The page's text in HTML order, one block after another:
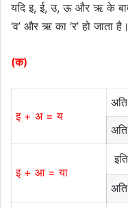
यदि इ, ई, उ, ऊ और ऋ के
‘व’ और ऋ का ‘र’ हो जाता
(क)
इ + अ = य
इ + आ = या